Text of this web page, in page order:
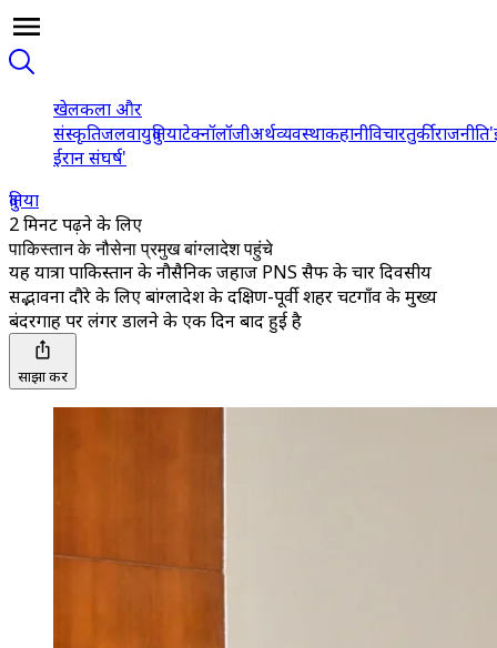
खेलकला और
संस्कृतिजलवायुदुनियाटेक्नॉलॉजीअर्थव्यवस्थाकहानीविचारतुर्कीराजनीति
ईरान संघर्ष'
दुनिया
2 मिनट पढ़ने के लिए
पाकिस्तान के नौसेना प्रमुख बांग्लादेश पहुंचे
यह यात्रा पाकिस्तान के नौसैनिक जहाज PNS सैफ के चार दिवसीय
सद्भावना दौरे के लिए बांग्लादेश के दक्षिण-पूर्वी शहर चटगाँव के मुख्य
बंदरगाह पर लंगर डालने के एक दिन बाद हुई है
साझा करें